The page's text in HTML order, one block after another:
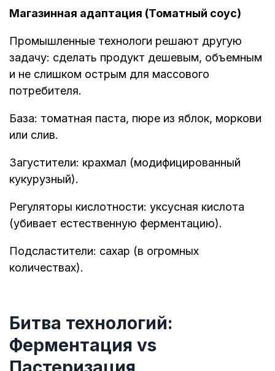
Магазинная адаптация (Томатный соус)
Промышленные технологи решают другую
задачу: сделать продукт дешевым, объемным
и не слишком острым для массового
потребителя.
База: томатная паста, пюре из яблок, моркови
или слив.
Загустители: крахмал (модифицированный
кукурузный).
Регуляторы кислотности: уксусная кислота
(убивает естественную ферментацию).
Подсластители: сахар (в огромных
количествах).
Битва технологий:
Ферментация vs